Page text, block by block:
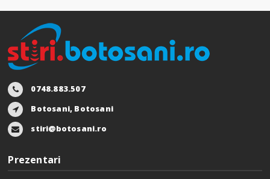
0748.883.507
Botosani, Botosani
stiri@botosani.ro
Prezentari